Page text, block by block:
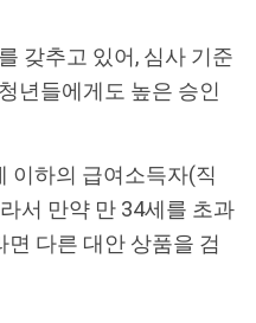
갖추고 있어, 심사 기준
년들에게도 높은 승인
이하의 급여소득자(직
서 만약 만 34세를 초과
다른 대안 상품을 검